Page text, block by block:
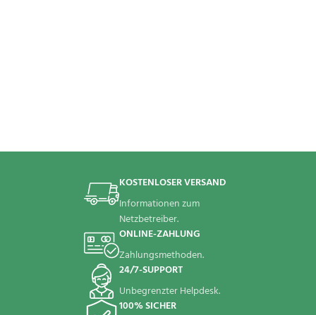
KOSTENLOSER VERSAND
Informationen zum
Netzbetreiber.
ONLINE-ZAHLUNG
Zahlungsmethoden.
24/7-SUPPORT
Unbegrenzter Helpdesk.
100% SICHER